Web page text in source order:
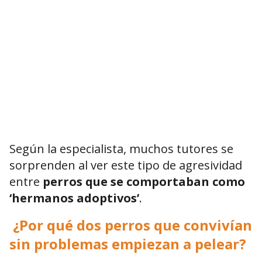
Según la especialista, muchos tutores se
sorprenden al ver este tipo de agresividad
entre perros que se comportaban como
‘hermanos adoptivos’.
¿Por qué dos perros que convivían
sin problemas empiezan a pelear?